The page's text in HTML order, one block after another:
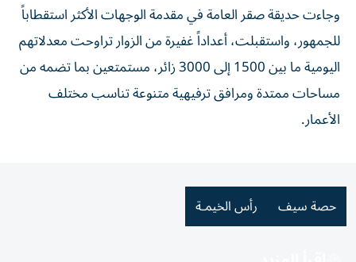
وجاءت حديقة صقر العامة في مقدمة الوجهات الأكثر استقطاباً
للجمهور، واستقبلت، أعداداً غفيرة من الزوار تراوحت معدلاتهم
اليومية ما بين 1500 إلى 3000 زائر، مستمتعين بما تضمه من
مساحات ممتدة ومرافق ترفيهية متنوعة تناسب مختلف
الأعمار.
حصة سيف رأس الخيمـة